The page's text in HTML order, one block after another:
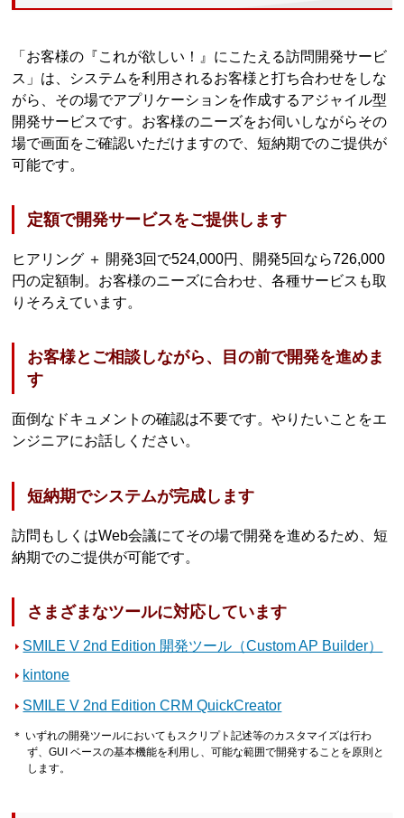
「お客様の『これが欲しい！』にこたえる訪問開発サービ
ス」は、システムを利用されるお客様と打ち合わせをしな
がら、その場でアプリケーションを作成するアジャイル型
開発サービスです。お客様のニーズをお伺いしながらその
場で画面をご確認いただけますので、短納期でのご提供が
可能です。
定額で開発サービスをご提供します
ヒアリング ＋ 開発3回で524,000円、開発5回なら726,000
円の定額制。お客様のニーズに合わせ、各種サービスも取
りそろえています。
お客様とご相談しながら、目の前で開発を進めま
す
面倒なドキュメントの確認は不要です。やりたいことをエ
ンジニアにお話しください。
短納期でシステムが完成します
訪問もしくはWeb会議にてその場で開発を進めるため、短
納期でのご提供が可能です。
さまざまなツールに対応しています
SMILE V 2nd Edition 開発ツール（Custom AP Builder）
kintone
SMILE V 2nd Edition CRM QuickCreator
＊ いずれの開発ツールにおいてもスクリプト記述等のカスタマイズは行わ
ず、GUI ベースの基本機能を利用し、可能な範囲で開発することを原則と
します。